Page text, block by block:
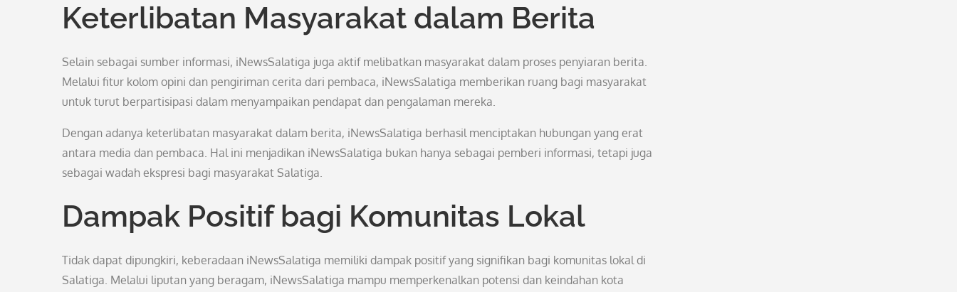
Keterlibatan Masyarakat dalam Berita
Selain sebagai sumber informasi, iNewsSalatiga juga aktif melibatkan masyarakat dalam proses penyiaran berita.
Melalui fitur kolom opini dan pengiriman cerita dari pembaca, iNewsSalatiga memberikan ruang bagi masyarakat
untuk turut berpartisipasi dalam menyampaikan pendapat dan pengalaman mereka.
Dengan adanya keterlibatan masyarakat dalam berita, iNewsSalatiga berhasil menciptakan hubungan yang erat
antara media dan pembaca. Hal ini menjadikan iNewsSalatiga bukan hanya sebagai pemberi informasi, tetapi juga
sebagai wadah ekspresi bagi masyarakat Salatiga.
Dampak Positif bagi Komunitas Lokal
Tidak dapat dipungkiri, keberadaan iNewsSalatiga memiliki dampak positif yang signifikan bagi komunitas lokal di
Salatiga. Melalui liputan yang beragam, iNewsSalatiga mampu memperkenalkan potensi dan keindahan kota